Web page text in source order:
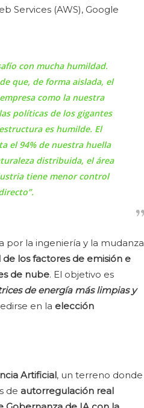
Services (AWS), Google
con mucha humildad.
que, de forma aislada, el
como la nuestra
políticas de los gigantes
es humilde. El
el 94% de nuestra huella
distribuida, el área
tiene menor control
.
por la ingeniería y la mudanza
de los factores de emisión e
de nube. El objetivo es
de energía más limpias y
en la elección
Artificial, un terreno donde
de autorregulación real